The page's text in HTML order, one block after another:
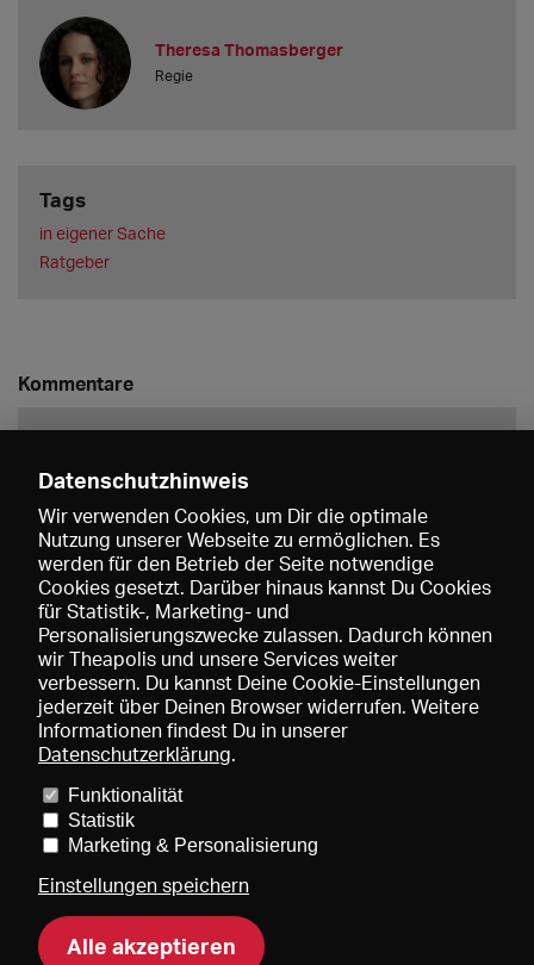
Theresa Thomasberger
Regie
Tags
in eigener Sache
Ratgeber
Kommentare
Speichern
Preise und Mitgliedschaften
Mediadaten
Über uns Impressum
Datenschutzhinweis
Wir verwenden Cookies, um Dir die optimale
Nutzung unserer Webseite zu ermöglichen. Es
werden für den Betrieb der Seite notwendige
Cookies gesetzt. Darüber hinaus kannst Du Cookies
für Statistik-, Marketing- und
Personalisierungszwecke zulassen. Dadurch können
wir Theapolis und unsere Services weiter
verbessern. Du kannst Deine Cookie-Einstellungen
jederzeit über Deinen Browser widerrufen. Weitere
Informationen findest Du in unserer
Datenschutzerklärung.
Funktionalität
Statistik
Marketing & Personalisierung
Einstellungen speichern
Alle akzeptieren